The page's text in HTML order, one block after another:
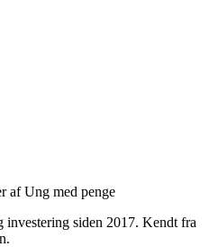
af Ung med penge
siden 2017. Kendt fra